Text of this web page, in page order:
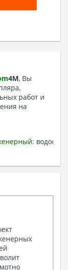
4M, Вы
работ и
на
с